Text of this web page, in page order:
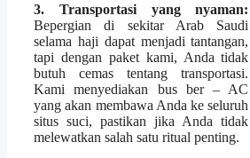
3. Transportasi yang nyaman:
Bepergian di sekitar Arab Saudi
selama haji dapat menjadi tantangan,
tapi dengan paket kami, Anda tidak
butuh cemas tentang transportasi.
Kami menyediakan bus ber – AC
yang akan membawa Anda ke seluruh
situs suci, pastikan jika Anda tidak
melewatkan salah satu ritual penting.